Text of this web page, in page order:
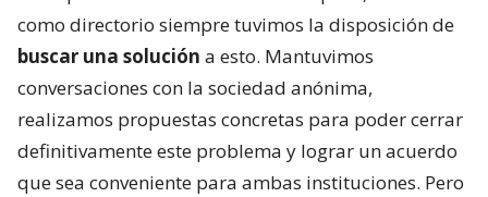
como directorio siempre tuvimos la disposición de
buscar una solución a esto. Mantuvimos
conversaciones con la sociedad anónima,
realizamos propuestas concretas para poder cerrar
definitivamente este problema y lograr un acuerdo
que sea conveniente para ambas instituciones. Pero